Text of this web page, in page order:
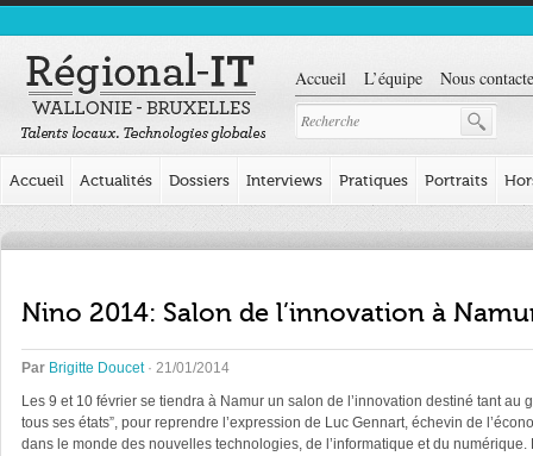
Accueil L’équipe Nous
Accueil Actualités Dossiers Interviews Pratiques Portraits
Nino 2014: Salon de l’innovation à
Par Brigitte Doucet· 21/01/2014
Les 9 et 10 février se tiendra à Namur un salon de l’innovation destiné tant
tous ses états”, pour reprendre l’expression de Luc Gennart, échevin de
dans le monde des nouvelles technologies, de l’informatique et du